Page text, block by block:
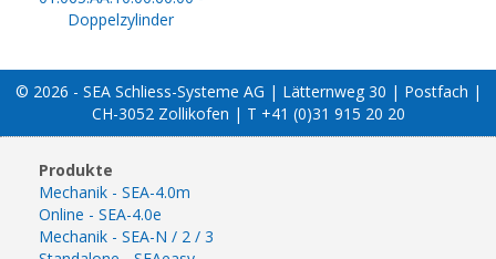
Doppelzylinder
© 2026 - SEA Schliess-Systeme AG | Lätternweg 30 | Postfach |
CH-3052 Zollikofen | T +41 (0)31 915 20 20
Produkte
Mechanik - SEA-4.0m
Online - SEA-4.0e
Mechanik - SEA-N / 2 / 3